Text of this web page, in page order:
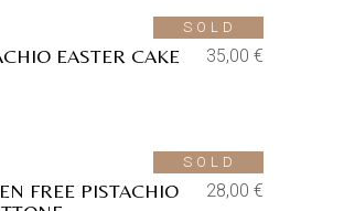
SOLD
EASTER CAKE 35,00 €
SOLD
FREE PISTACHIO
28,00 €